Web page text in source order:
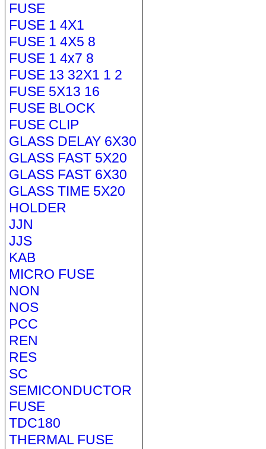
FUSE
FUSE 1 4X1
FUSE 1 4X5 8
FUSE 1 4x7 8
FUSE 13 32X1 1 2
FUSE 5X13 16
FUSE BLOCK
FUSE CLIP
GLASS DELAY 6X30
GLASS FAST 5X20
GLASS FAST 6X30
GLASS TIME 5X20
HOLDER
JJN
JJS
KAB
MICRO FUSE
NON
NOS
PCC
REN
RES
SC
SEMICONDUCTOR
FUSE
TDC180
THERMAL FUSE